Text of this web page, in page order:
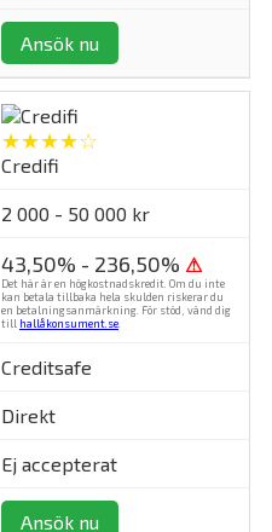
Ansök nu
★★★★☆
Credifi
2 000 - 50 000 kr
43,50% - 236,50% ⚠
Det här är en högkostnadskredit. Om du inte
kan betala tillbaka hela skulden riskerar du
en betalningsanmärkning. För stöd, vänd dig
till hallåkonsument.se
Creditsafe
Direkt
Ej accepterat
Ansök nu